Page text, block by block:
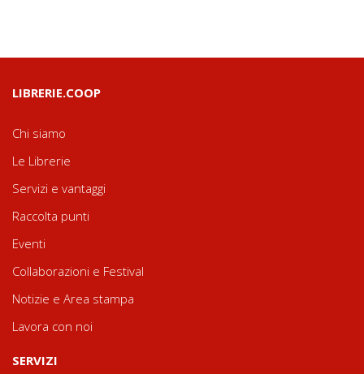
LIBRERIE.COOP
Chi siamo
Le Librerie
Servizi e vantaggi
Raccolta punti
Eventi
Collaborazioni e Festival
Notizie e Area stampa
Lavora con noi
SERVIZI